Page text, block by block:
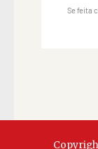
Se feita